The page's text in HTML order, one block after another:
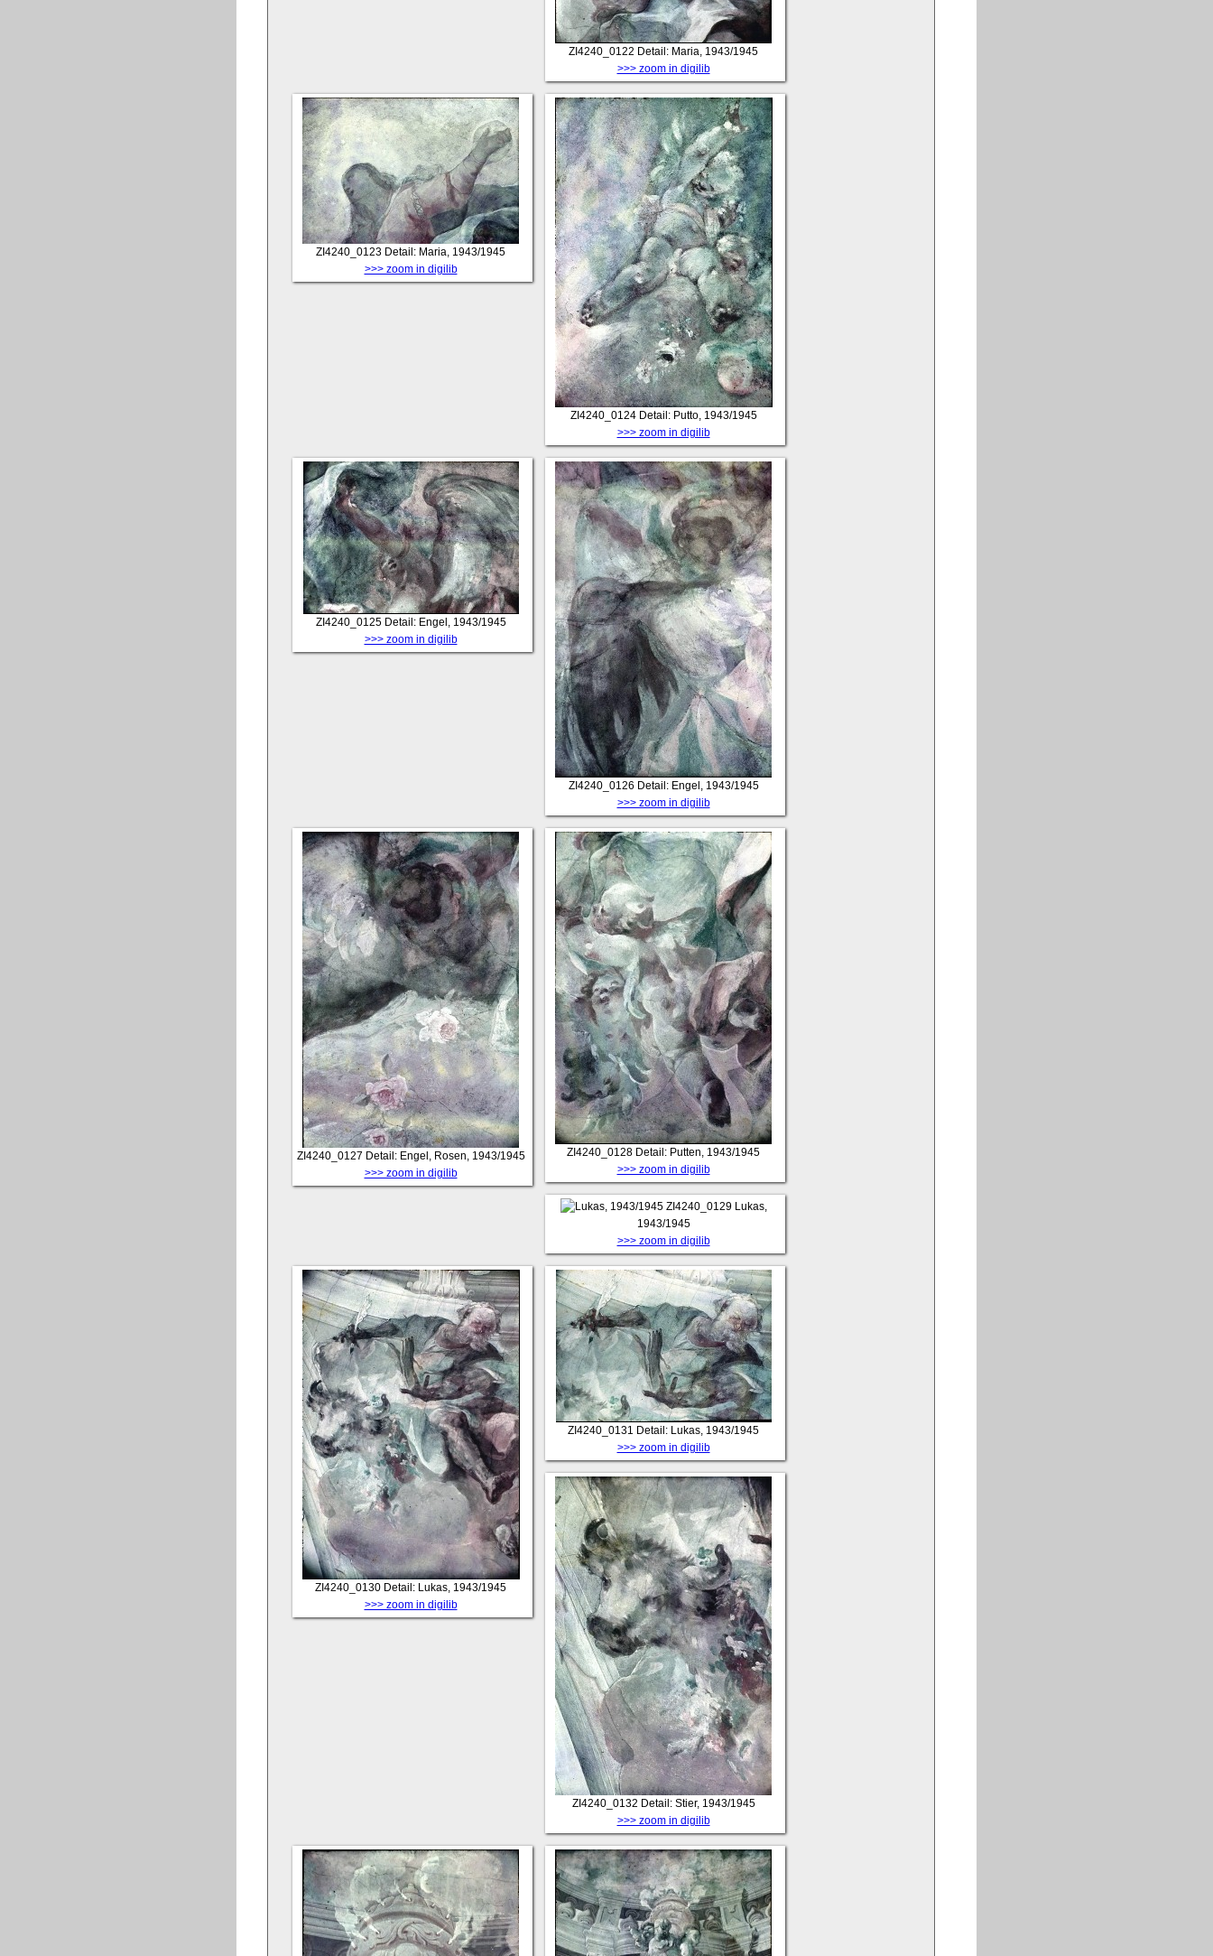
ZI4240_0122 Detail: Maria, 1943/1945
>>> zoom in digilib
ZI4240_0123 Detail: Maria, 1943/1945
>>> zoom in digilib
ZI4240_0124 Detail: Putto, 1943/1945
>>> zoom in digilib
ZI4240_0125 Detail: Engel, 1943/1945
>>> zoom in digilib
ZI4240_0126 Detail: Engel, 1943/1945
>>> zoom in digilib
ZI4240_0127 Detail: Engel, Rosen, 1943/1945
>>> zoom in digilib
ZI4240_0128 Detail: Putten, 1943/1945
>>> zoom in digilib
ZI4240_0129 Lukas,
1943/1945
>>> zoom in digilib
ZI4240_0130 Detail: Lukas, 1943/1945
>>> zoom in digilib
ZI4240_0131 Detail: Lukas, 1943/1945
>>> zoom in digilib
ZI4240_0132 Detail: Stier, 1943/1945
>>> zoom in digilib